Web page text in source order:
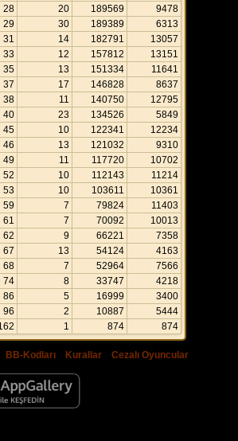
28 20 189569
9478
29 30 189389
6313
31 14 182791
13057
33 12 157812
13151
35 13 151334
11641
37 17 146828
8637
38 11 140750
12795
40 23 134526
5849
45 10 122341
12234
46 13 121032
9310
49 11 117720
10702
52 10 112143
11214
53 10 103611
10361
59 7 79824
11403
61 7 70092
10013
62 9 66221
7358
67 13 54124
4163
68 7 52964
7566
74 8 33747
4218
86 5 16999
3400
96 2 10887
5444
1 874 874
BB-Kodları| Kurallar| Cezalı Oyuncular